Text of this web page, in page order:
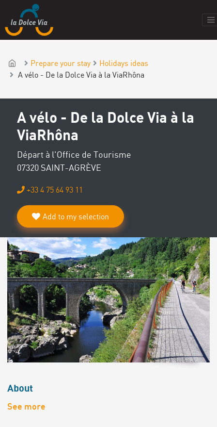
Prepare your stay
Holidays ideas
A vélo - De la Dolce Via à la ViaRhôna
A vélo - De la Dolce Via à la
ViaRhôna
Départ à l'Office de Tourisme
07320 SAINT-AGRÈVE
+33 4 75 64 93 11
Add to my selection
About
See more